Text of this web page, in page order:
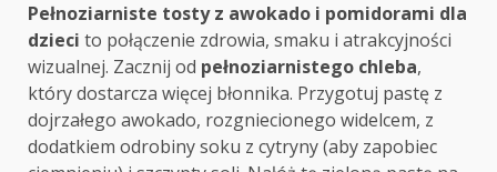
Pełnoziarniste tosty z awokado i pomidorami dla
dzieci to połączenie zdrowia, smaku i atrakcyjności
wizualnej. Zacznij od pełnoziarnistego chleba,
który dostarcza więcej błonnika. Przygotuj pastę z
dojrzałego awokado, rozgniecionego widelcem, z
dodatkiem odrobiny soku z cytryny (aby zapobiec